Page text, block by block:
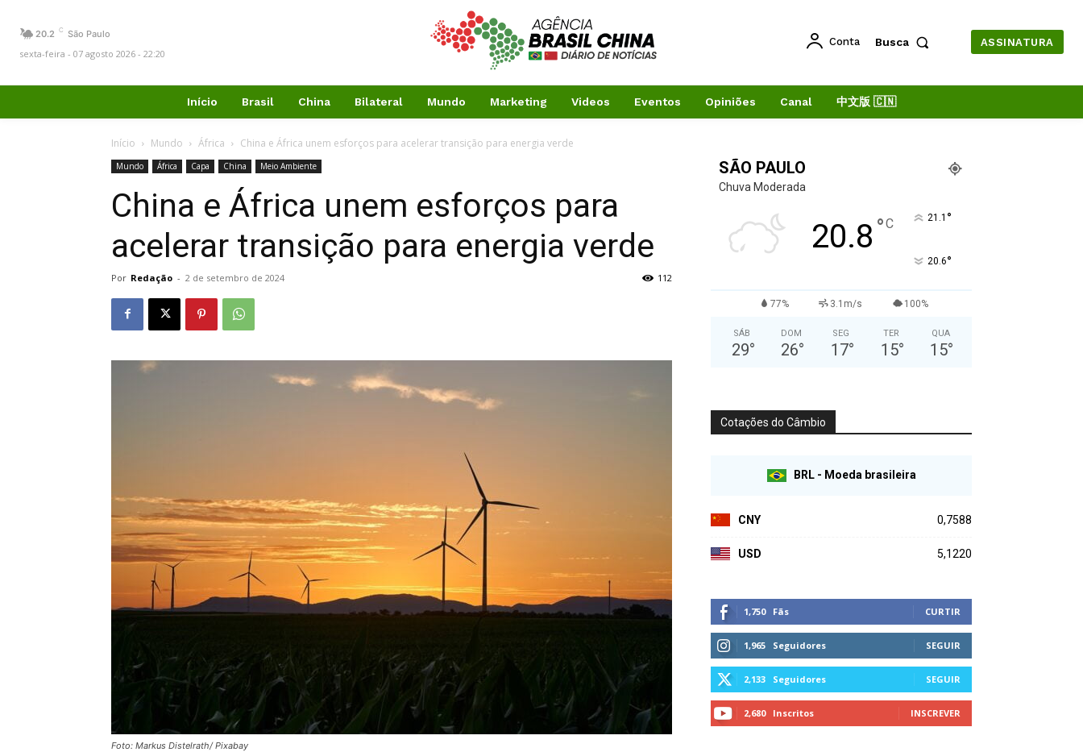
20.2 C São Paulo
sexta-feira - 07 agosto 2026 - 22:20
Conta Busca ASSINATURA
Início Brasil China Bilateral Mundo Marketing Videos Eventos Opiniões Canal 中文版 🇨🇳
Início Mundo África China e África unem esforços para acelerar transição para energia verde
Mundo África Capa China Meio Ambiente
China e África unem esforços para
acelerar transição para energia verde
Por Redação - 2 de setembro de 2024 112
Foto: Markus Distelrath/ Pixabay
SÃO PAULO
Chuva Moderada
20.8 °C 21.1 °
20.6°
77% 3.1m/s 100%
SÁB
29°
DOM
26°
SEG
17°
TER
15°
QUA
15°
Cotações do Câmbio
BRL - Moeda brasileira
CNY 0,7588
USD 5,1220
1,750 Fãs CURTIR
1,965 Seguidores SEGUIR
2,133 Seguidores SEGUIR
2,680 Inscritos INSCREVER